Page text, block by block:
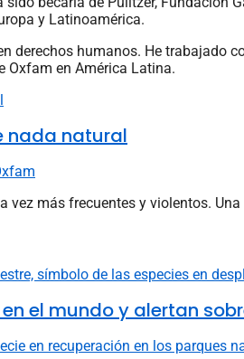
y Latinoamérica.
derechos humanos. He
Oxfam en América Latina.
nada natural
más frecuentes y violentos.
el mundo y alertan